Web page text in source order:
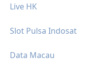
Live HK
Slot Pulsa Indosat
Data Macau